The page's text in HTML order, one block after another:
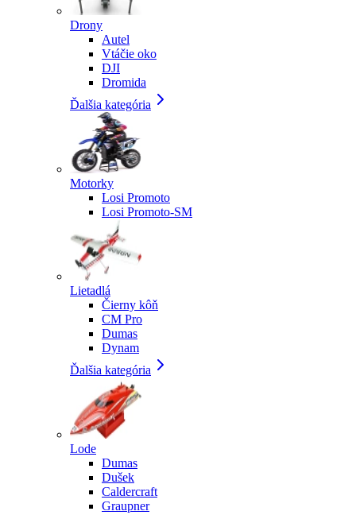
Drony
Autel
Vtáčie oko
DJI
Dromida
Ďalšia kategória
Motorky
Losi Promoto
Losi Promoto-SM
Lietadlá
Čierny kôň
CM Pro
Dumas
Dynam
Ďalšia kategória
Lode
Dumas
Dušek
Caldercraft
Graupner